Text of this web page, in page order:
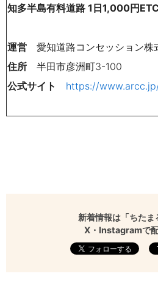
知多半島有料道路 1日1,000円
運営 愛知道路コンセッション株
住所 半田市彦洲町3-100
公式サイト
https://
新着情報は「ちたま
X・Instagramで配